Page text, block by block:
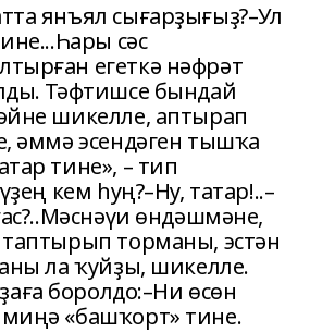
янъял сығарҙығыҙ?–Ул
сәс
егеткә нәфрәт
Тәфтишсе бындай
шикелле, аптырап
әммә эсендәген тышҡа
тине», – тип
кем һуң?–Ну, татар!..–
өндәшмәне,
торманы, эстән
ла ҡуйҙы, шикелле.
боролдо:–Ни өсөн
«башҡорт» тине.